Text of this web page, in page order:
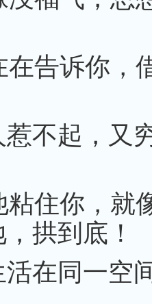
在告诉你，
不起，又
粘住你，就
拱到底！
在同一空